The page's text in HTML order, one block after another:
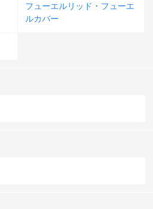
フューエルリッド・フューエ
ルカバー